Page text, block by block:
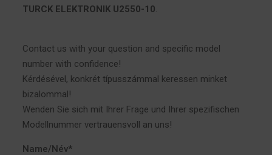
TURCK ELEKTRONIK U2550-10.
Contact us with your question and specific model
number with confidence!
Kérdésével, konkrét típusszámmal keressen minket
bizalommal!
Wenden Sie sich mit Ihrer Frage und Ihrer spezifischen
Modellnummer vertrauensvoll an uns!
Name/Név*